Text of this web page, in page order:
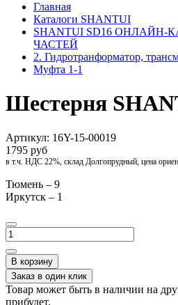
Главная
Каталоги SHANTUI
SHANTUI SD16
ЧАСТЕЙ
2. Гидротранформатор,
Муфта 1-1
Шестерня
Артикул: 16Y-15-00019
1795 руб
в т.ч. НДС 22%, склад Долгопрудный, цена
Тюмень – 9
Иркутск – 1
В корзину
Заказ в один клик
Товар может быть в наличии на
прибудет.